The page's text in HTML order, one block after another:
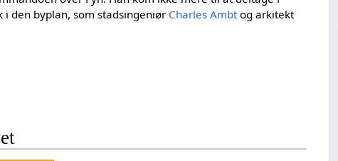
den byplan, som stadsingeniør Charles Ambtog arkitekt